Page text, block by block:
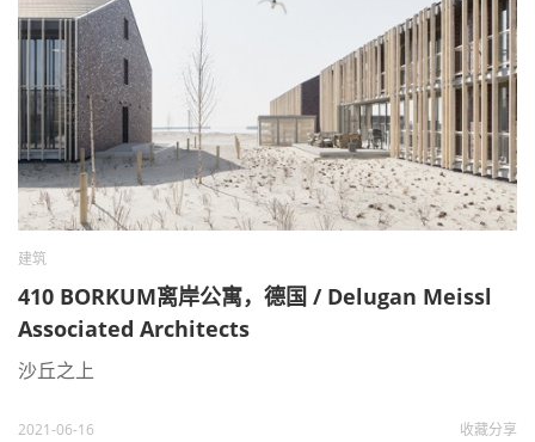
建筑
410 BORKUM离岸公寓，德国 / Delugan Meissl
Associated Architects
沙丘之上
2021-06-16 收藏分享